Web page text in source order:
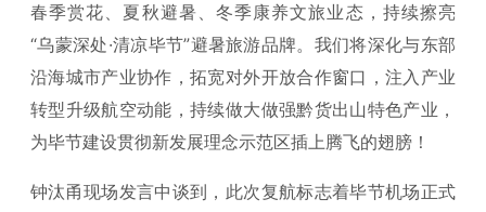
春季赏花、夏秋避暑、冬季康养文旅业态，持续擦亮
“乌蒙深处·清凉毕节”避暑旅游品牌。我们将深化与东部
沿海城市产业协作，拓宽对外开放合作窗口，注入产业
转型升级航空动能，持续做大做强黔货出山特色产业，
为毕节建设贯彻新发展理念示范区插上腾飞的翅膀！
钟汰甬现场发言中谈到，此次复航标志着毕节机场正式